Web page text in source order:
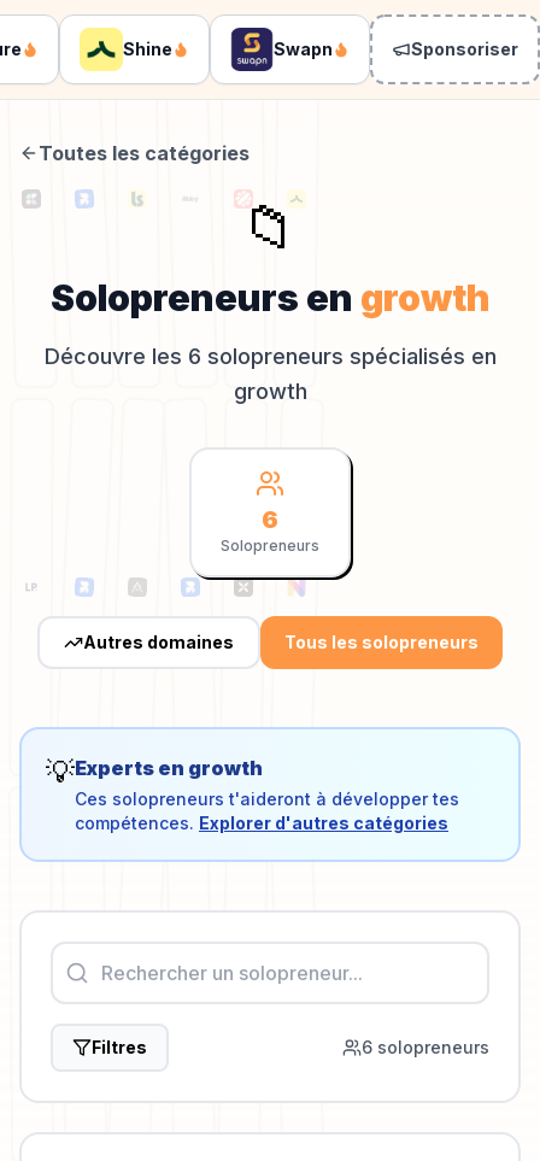
Shine Swapn Sponsoriser
Toutes les catégories
📁
Solopreneurs en growth
Découvre les 6 solopreneurs spécialisés en
growth
6
Solopreneurs
Autres domaines Tous les solopreneurs
💡Experts en growth
Ces solopreneurs t'aideront à développer tes
compétences. Explorer d'autres catégories
Filtres 6 solopreneurs